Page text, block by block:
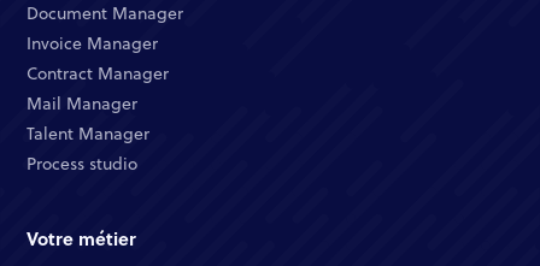
Document Manager​
Invoice Manager​
Contract Manager​
Mail Manager​
Talent Manager​
Process studio
Votre métier